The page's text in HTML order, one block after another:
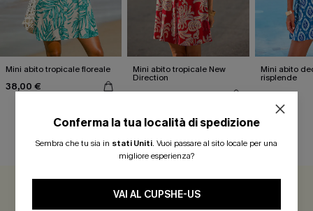
Mini abito tropicale floreale
38,00 €
Mini abito tropicale New
Direction
38,00 €
Mini abito
risplende
36,00 €
RECENSIONI DEI CLIENTI
5.0 1 REVISIONE
Conferma la tua località di spedizione
Sembra che tu sia in stati Uniti. Vuoi passare al sito locale per una
migliore esperienza?
VAI AL CUPSHE-US